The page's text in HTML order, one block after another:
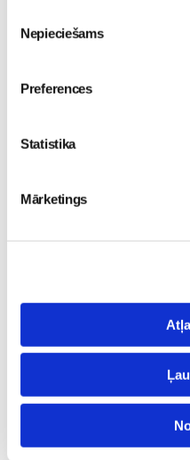
izvēle
Nepieciešams
Preferences
Statistika
Mārketings
No 16. oktobra atvērsies
publicēts filmas
05. Aug 12:00
Sākam jauno Māmiņu